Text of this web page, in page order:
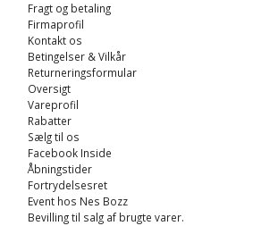
Fragt og betaling
Firmaprofil
Kontakt os
Betingelser & Vilkår
Returneringsformular
Oversigt
Vareprofil
Rabatter
Sælg til os
Facebook Inside
Åbningstider
Fortrydelsesret
Event hos Nes Bozz
Bevilling til salg af brugte varer.